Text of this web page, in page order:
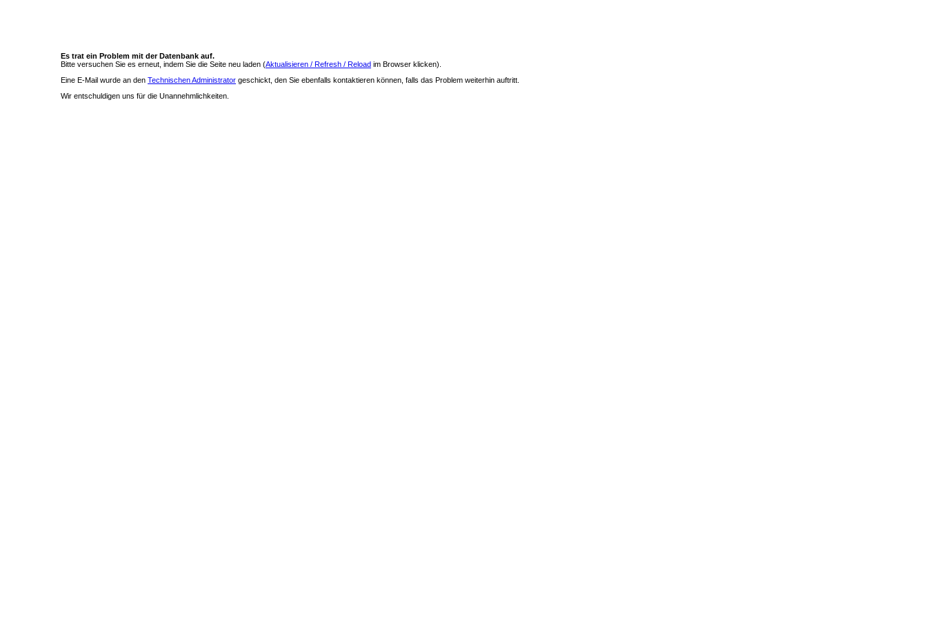
Es trat ein Problem mit der Datenbank auf.
Bitte versuchen Sie es erneut, indem Sie die Seite neu laden (Aktualisieren / Refresh / Reload im Browser klicken).
Eine E-Mail wurde an den Technischen Administrator geschickt, den Sie ebenfalls kontaktieren können, falls das Problem weiterhin auftritt.
Wir entschuldigen uns für die Unannehmlichkeiten.